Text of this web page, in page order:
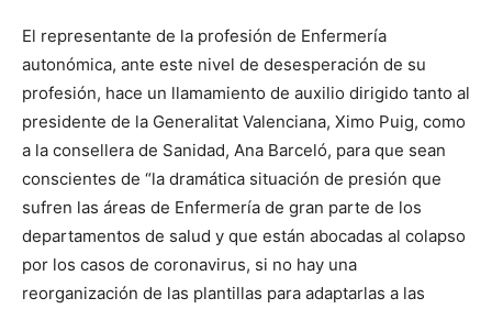
El representante de la profesión de Enfermería
autonómica, ante este nivel de desesperación de su
profesión, hace un llamamiento de auxilio dirigido tanto al
presidente de la Generalitat Valenciana, Ximo Puig, como
a la consellera de Sanidad, Ana Barceló, para que sean
conscientes de “la dramática situación de presión que
sufren las áreas de Enfermería de gran parte de los
departamentos de salud y que están abocadas al colapso
por los casos de coronavirus, si no hay una
reorganización de las plantillas para adaptarlas a las